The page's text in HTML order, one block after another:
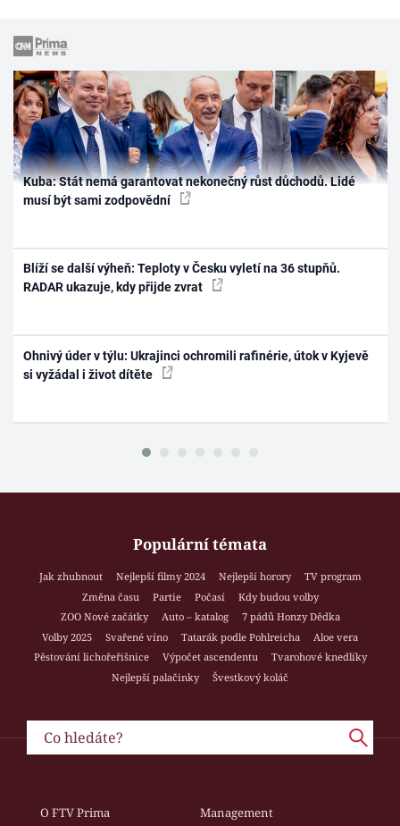
Kuba: Stát nemá garantovat nekonečný růst důchodů. Lidé
musí být sami zodpovědní
Blíží se další výheň: Teploty v Česku vyletí na 36 stupňů.
RADAR ukazuje, kdy přijde zvrat
Ohnivý úder v týlu: Ukrajinci ochromili rafinérie, útok v Kyjevě
si vyžádal i život dítěte
Populární témata
Jak zhubnout Nejlepší filmy 2024 Nejlepší horory
TV program
Změna času
Partie Počasí
Kdy budou volby
ZOO Nové začátky
Auto – katalog
7 pádů Honzy Dědka
Volby 2025
Svařené víno Tatarák podle Pohlreicha
Aloe vera
Pěstování lichořeřišnice
Výpočet ascendentu
Tvarohové knedlíky
Nejlepší palačinky
Švestkový koláč
O FTV Prima
Management